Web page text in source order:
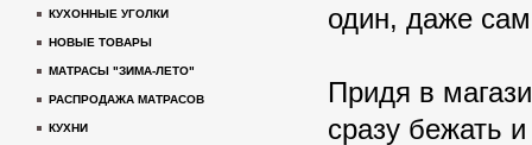
один, даже
Придя в
сразу бежать
КУХОННЫЕ УГОЛКИ
НОВЫЕ ТОВАРЫ
МАТРАСЫ "ЗИМА-ЛЕТО"
РАСПРОДАЖА МАТРАСОВ
КУХНИ